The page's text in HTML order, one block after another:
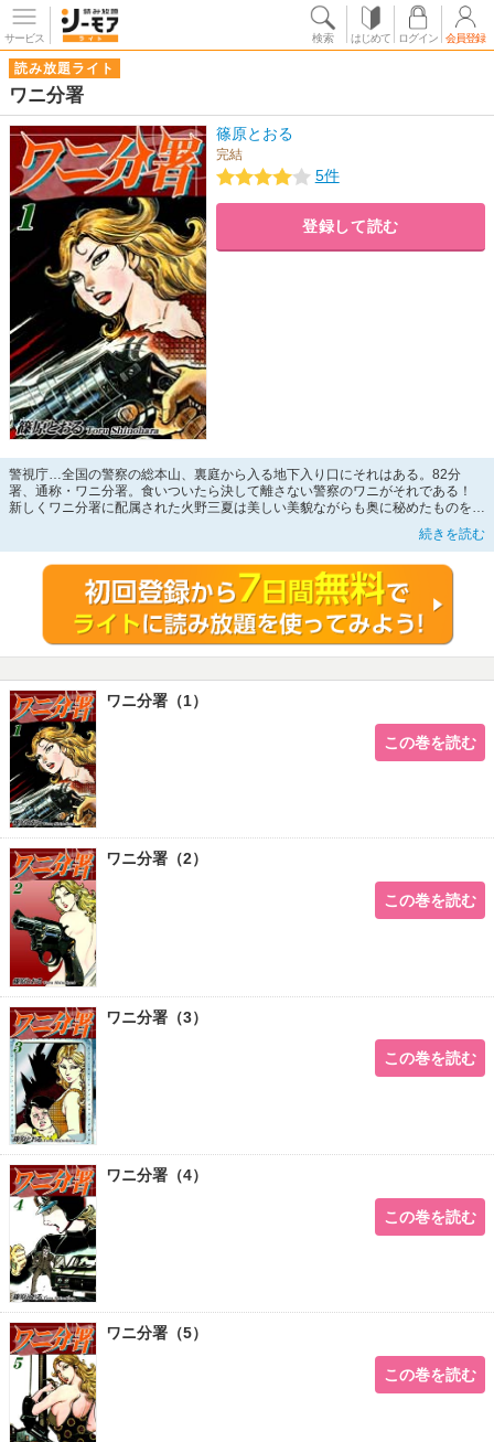
サービス 検索 はじめて ログイン 会員登録
読み放題ライト
ワニ分署
篠原とおる
完結
5件
登録して読む
警視庁…全国の警察の総本山、裏庭から入る地下入り口にそれはある。82分
署、通称・ワニ分署。食いついたら決して離さない警察のワニがそれである！
新しくワニ分署に配属された火野三夏は美しい美貌ながらも奥に秘めたものをも
出す！ 深夜の高速道路で、違法な取締りによる警察の取調べをしていた三夏と
リンは、岡崎に狙いをつけ、その岡崎を裏で動かす巨大な裏を探ろうとしてい
た。そして岡崎の自宅マンションに辿り着いた２人が目にしたものは、浴槽に浮
かぶ女性の無残な死体だった！！ 三夏たちに「黒い桜軍団」の魔の手が忍び寄
る！！ 篠原とおる先生がお贈りするアクション・サスペンス巨篇！ 第１巻
（全12巻）。
続きを読む
ワニ分署（1）
この巻を読む
ワニ分署（2）
この巻を読む
ワニ分署（3）
この巻を読む
ワニ分署（4）
この巻を読む
ワニ分署（5）
この巻を読む